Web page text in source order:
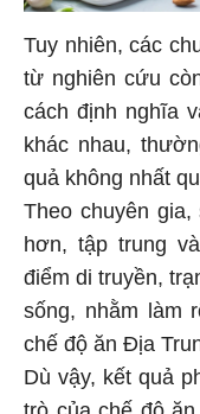
Tuy nhiên, các
từ nghiên cứu
cách định nghĩa
khác nhau,
quả không nhất
Theo chuyên
hơn, tập trung
điểm di truyền,
sống, nhằm làm
chế độ ăn Địa
Dù vậy, kết quả
trò của chế độ